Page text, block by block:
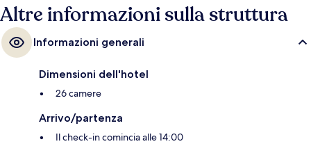
Altre informazioni sulla struttura
Informazioni generali
Dimensioni dell'hotel
26 camere
Arrivo/partenza
Il check-in comincia alle 14:00